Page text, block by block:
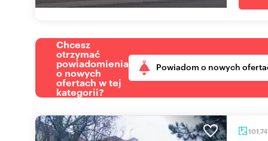
Chcesz
otrzymać
powiadomienia
o nowych
ofertach w tej
kategorii?
Powiadom o nowych
101,74